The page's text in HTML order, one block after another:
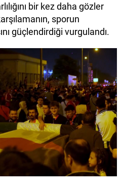
bir kez daha gözler
sporun
güçlendirdiği vurgulandı.